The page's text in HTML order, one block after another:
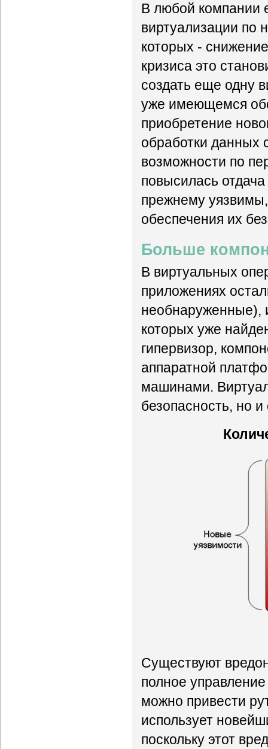
В любой компании
виртуализации по
которых -
кризиса это
создать еще одну
уже имеющемся
приобретение
обработки данных
возможности по
повысилась
прежнему
обеспечения их
Больше
В виртуальных
приложениях
необнаруженные),
которых уже
гипервизор,
аппаратной
машинами.
безопасность, но
Существуют
полное
можно привести
использует
поскольку этот